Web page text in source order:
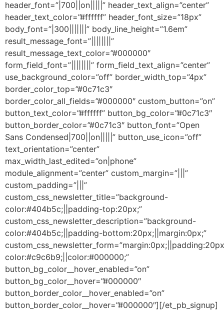
header_font=”|700||on|||||” header_text_align=”center”
header_text_color=”#ffffff” header_font_size=”18px”
body_font=”|300|||||||” body_line_height=”1.6em”
result_message_font=”||||||||”
result_message_text_color=”#000000″
form_field_font=”||||||||” form_field_text_align=”center”
use_background_color=”off” border_width_top=”4px”
border_color_top=”#0c71c3″
border_color_all_fields=”#000000″ custom_button=”on”
button_text_color=”#ffffff” button_bg_color=”#0c71c3″
button_border_color=”#0c71c3″ button_font=”Open
Sans Condensed|700||on|||||” button_use_icon=”off”
text_orientation=”center”
max_width_last_edited=”on|phone”
module_alignment=”center” custom_margin=”|||”
custom_padding=”|||”
custom_css_newsletter_title=”background-
color:#404b5c;||padding-top:20px;”
custom_css_newsletter_description=”background-
color:#404b5c;||padding-bottom:20px;||margin:0px;”
color:#c9c6b9;||color:#000000;”
button_bg_color__hover_enabled=”on”
button_bg_color__hover=”#000000″
button_border_color__hover_enabled=”on”
button_border_color__hover=”#000000″][/et_pb_signup]